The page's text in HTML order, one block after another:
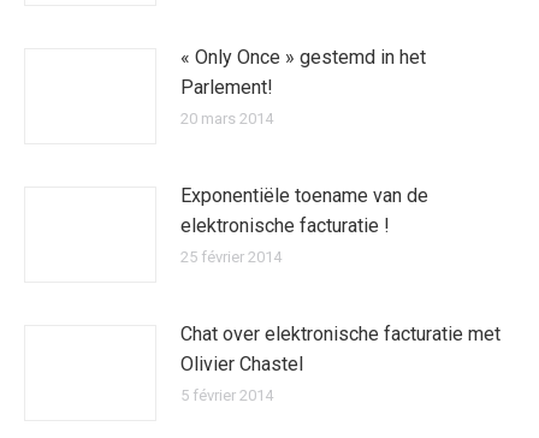
« Only Once » gestemd in het
Parlement!
20 mars 2014
Exponentiële toename van de
elektronische facturatie !
25 février 2014
Chat over elektronische facturatie met
Olivier Chastel
5 février 2014